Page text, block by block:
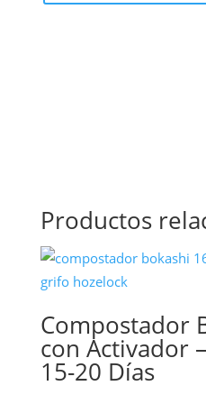
Productos
Compostador
con Activador
15-20 Días